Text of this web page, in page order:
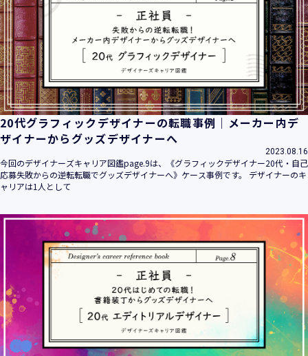
20代グラフィックデザイナーの転職事例｜メーカー内デ
ザイナーからグッズデザイナーへ
2023.08.16
今回のデザイナーズキャリア図鑑page.9は、《グラフィックデザイナー20代・自己
応募失敗からの逆転転職でグッズデザイナーへ》ケース事例です。 デザイナーのキ
ャリアは1人として